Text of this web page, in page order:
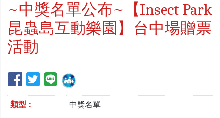
~中獎名單公布~【Insect Park
昆蟲島互動樂園】台中場贈票
活動
類型： 中獎名單